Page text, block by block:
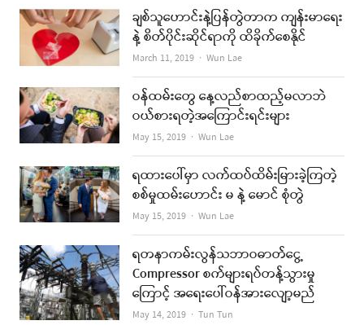
ချစ်သူဟောင်းနဲ့ပြန်တွဲတာက ကျန်းမာရေး
နဲ့ စိတ်ပိုင်းဆိုင်ရာကို ထိခိုက်စေနိုင်
March 11, 2019 Author
Wun Lae
ဝန်ထမ်းတွေ နေ့လည်စာထည့်မလာဘဲ
ဝယ်စားရတဲ့အကြောင်းရင်းများ
May 15, 2019 Author
Wun Lae
ရထားပေါ်မှာ လက်ထပ်ထိမ်းမြားခဲ့ကြတဲ့
စစ်မှုထမ်းဟောင်း မ နဲ့ မောင် စုံတွဲ
May 15, 2019 Author
Wun Lae
ရတနာကမ်းလွန်သဘာဝဓာတ်ငွေ့
Compressor စက်များရပ်တန့်သွားမှု
ကြောင့် အရေးပေါ်ဝန်အားလျော့မည်
May 14, 2019 Author
Tun Tun